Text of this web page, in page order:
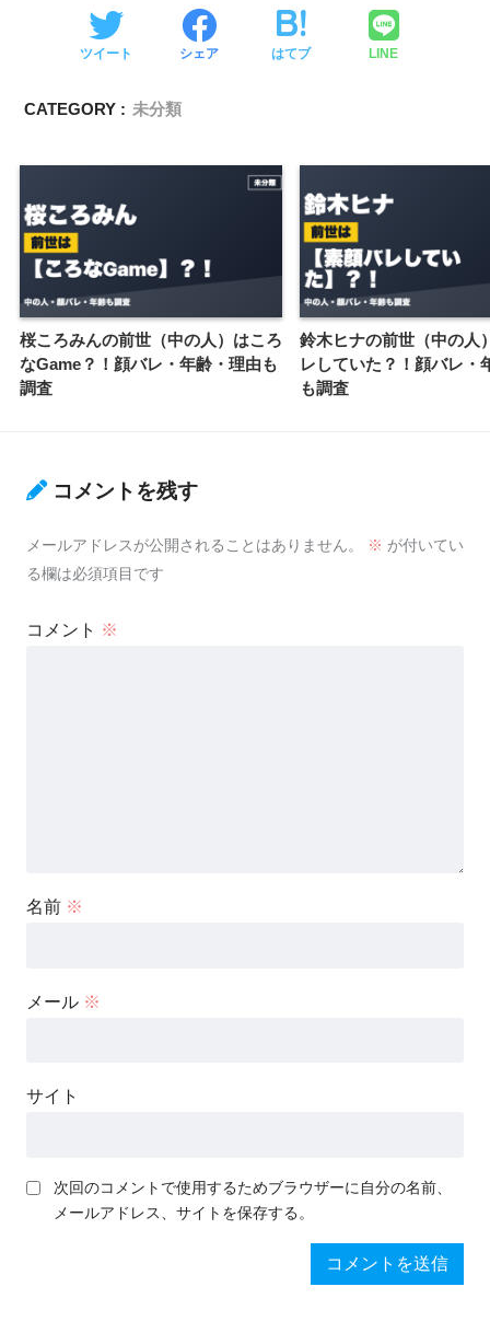
ツイート シェア はてブ LINE
CATEGORY : 未分類
桜ころみんの前世（中の人）はころ
なGame？！顔バレ・年齢・理由も
調査
鈴木ヒナの前世（中の人
レしていた？！顔バレ・
も調査
コメントを残す
メールアドレスが公開されることはありません。 ※ が付いてい
る欄は必須項目です
コメント ※
名前 ※
メール ※
サイト
次回のコメントで使用するためブラウザーに自分の名前、
メールアドレス、サイトを保存する。